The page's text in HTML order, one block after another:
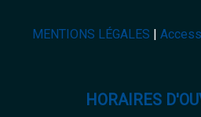
MENTIONS LÉGALES
HORAIRES